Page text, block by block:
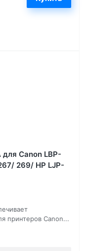
Canon LBP-
269/ HP LJP-
принтеров Canon...